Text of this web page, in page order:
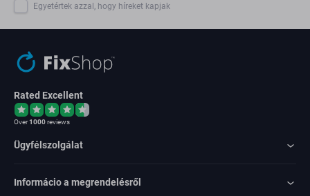
Egyetértek azzal, hogy híreket kapjak
Rated Excellent
Over1000reviews
Ügyfélszolgálat
Informácio a megrendelésről